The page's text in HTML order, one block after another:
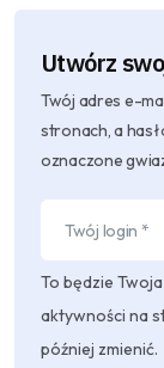
Utwórz
Twój adres e-
stronach, a
oznaczone
To będzie
aktywności na
później zmienić.